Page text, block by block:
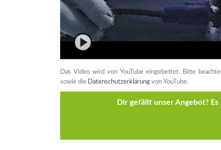
Das Video wird von YouTube eingebettet. Bitte
sowie die
Datenschutzerklärung von YouTube.
Dir gefällt unser Angebot?